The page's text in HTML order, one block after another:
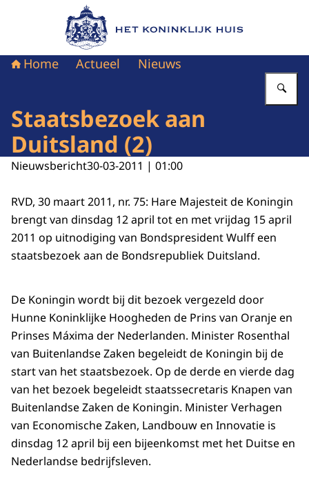
Naar de homepage van Het Koninklijk Huis
Home Actueel Nieuws
Staatsbezoek aan
Duitsland (2)
Nieuwsbericht30-03-2011 | 01:00
RVD, 30 maart 2011, nr. 75: Hare Majesteit de Koningin
brengt van dinsdag 12 april tot en met vrijdag 15 april
2011 op uitnodiging van Bondspresident Wulff een
staatsbezoek aan de Bondsrepubliek Duitsland.
De Koningin wordt bij dit bezoek vergezeld door
Hunne Koninklijke Hoogheden de Prins van Oranje en
Prinses Máxima der Nederlanden. Minister Rosenthal
van Buitenlandse Zaken begeleidt de Koningin bij de
start van het staatsbezoek. Op de derde en vierde dag
van het bezoek begeleidt staatssecretaris Knapen van
Buitenlandse Zaken de Koningin. Minister Verhagen
van Economische Zaken, Landbouw en Innovatie is
dinsdag 12 april bij een bijeenkomst met het Duitse en
Nederlandse bedrijfsleven.